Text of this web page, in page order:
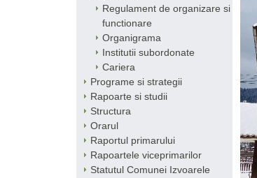
Regulament de organizare si
functionare
Organigrama
Institutii subordonate
Cariera
Programe si strategii
Rapoarte si studii
Structura
Orarul
Raportul primarului
Rapoartele viceprimarilor
Statutul Comunei Izvoarele